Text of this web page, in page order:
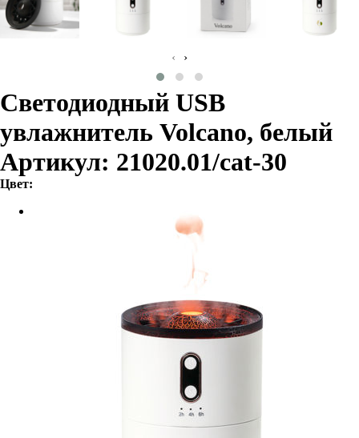
‹ ›
Светодиодный USB
увлажнитель Volcano, белый
Артикул: 21020.01/cat-30
Цвет: